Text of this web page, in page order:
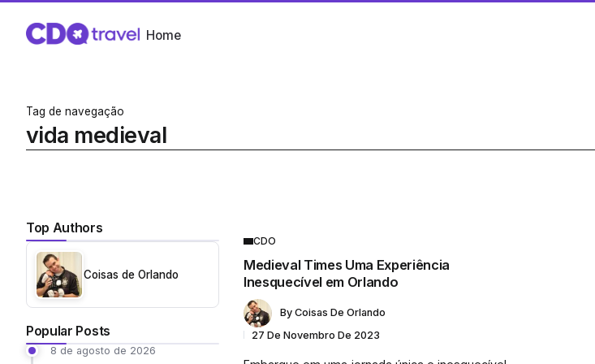
Home
Tag de navegação
vida medieval
Top Authors
Coisas de Orlando
Popular Posts
8 de agosto de 2026
CDO
Medieval Times Uma Experiência
Inesquecível em Orlando
By Coisas De Orlando
27 De Novembro De 2023